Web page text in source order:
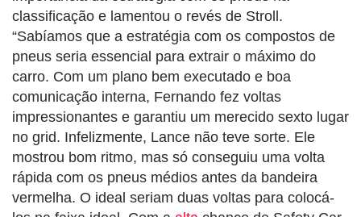
classificação e lamentou o revés de Stroll.
“Sabíamos que a estratégia com os compostos de
pneus seria essencial para extrair o máximo do
carro. Com um plano bem executado e boa
comunicação interna, Fernando fez voltas
impressionantes e garantiu um merecido sexto lugar
no grid. Infelizmente, Lance não teve sorte. Ele
mostrou bom ritmo, mas só conseguiu uma volta
rápida com os pneus médios antes da bandeira
vermelha. O ideal seriam duas voltas para colocá-